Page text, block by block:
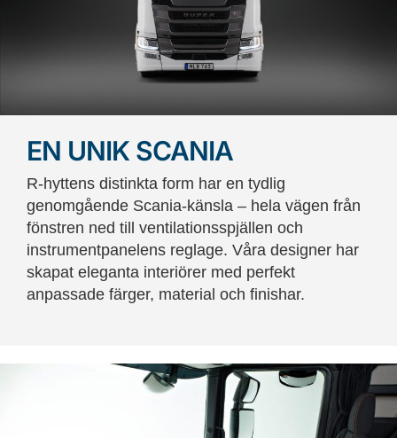
EN UNIK SCANIA
R-hyttens distinkta form har en tydlig
genomgående Scania-känsla – hela vägen från
fönstren ned till ventilationsspjällen och
instrumentpanelens reglage. Våra designer har
skapat eleganta interiörer med perfekt
anpassade färger, material och finishar.